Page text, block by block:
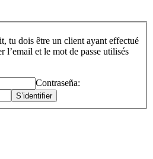
tu dois être un client ayant effectué
l’email et le mot de passe utilisés
Contraseña:
S’identifier